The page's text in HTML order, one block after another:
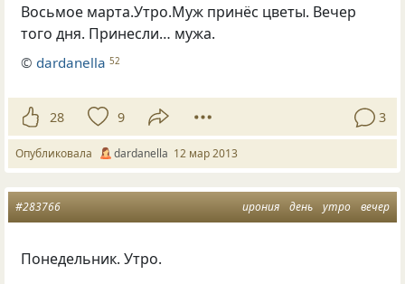
Восьмое марта.Утро.Муж принёс цветы. Вечер
того дня. Принесли… мужа.
©dardanella 52
28 9 3
Опубликовала dardanella 12 мар 2013
ирония день утро вечер
#283766
Понедельник. Утро.